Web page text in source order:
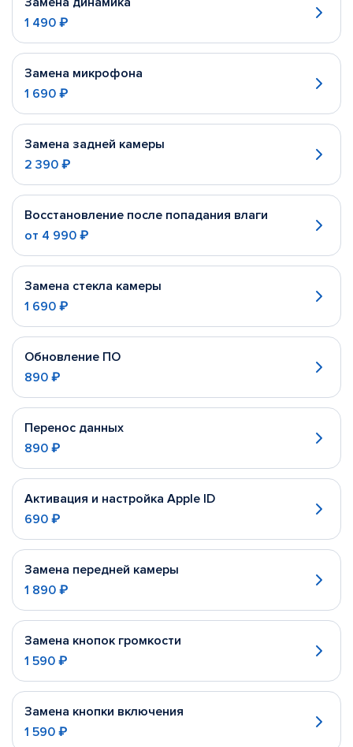
1 490 ₽
Замена микрофона
1 690 ₽
Замена задней камеры
2 390 ₽
Восстановление после попадания влаги
от 4 990 ₽
Замена стекла камеры
1 690 ₽
Обновление ПО
890 ₽
Перенос данных
890 ₽
Активация и настройка Apple ID
690 ₽
Замена передней камеры
1 890 ₽
Замена кнопок громкости
1 590 ₽
Замена кнопки включения
1 590 ₽